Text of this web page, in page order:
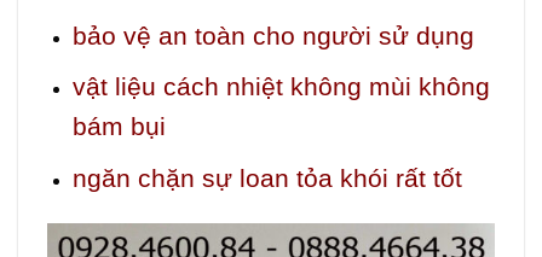
bảo vệ an toàn cho người sử dụng
vật liệu cách nhiệt không mùi không
bám bụi
ngăn chặn sự loan tỏa khói rất tốt